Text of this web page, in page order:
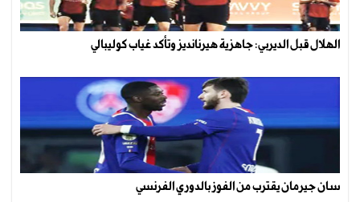
الهلال قبل الديربي: جاهزية هيرنانديز وتأكد غياب كوليبالي
سان جيرمان يقترب من الفوز بالدوري الفرنسي